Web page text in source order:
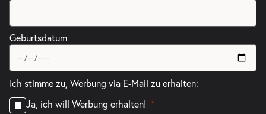
Geburtsdatum
Ich stimme zu, Werbung via E-Mail zu erhalten:
Ja, ich will Werbung erhalten!